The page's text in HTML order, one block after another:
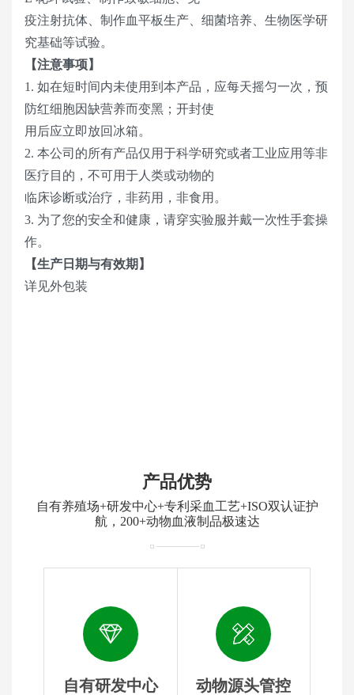
疫注射抗体、制作血平板生产、细菌培养、生物医学研
究基础等试验。
【注意事项】
1. 如在短时间内未使用到本产品，应每天摇匀一次，预
防红细胞因缺营养而变黑；开封使
用后应立即放回冰箱。
2. 本公司的所有产品仅用于科学研究或者工业应用等非
医疗目的，不可用于人类或动物的
临床诊断或治疗，非药用，非食用。
3. 为了您的安全和健康，请穿实验服并戴一次性手套操
作。
【生产日期与有效期】
详见外包装
产品优势
自有养殖场+研发中心+专利采血工艺+ISO双认证护
航，200+动物血液制品极速达
自有研发中心 动物源头管控